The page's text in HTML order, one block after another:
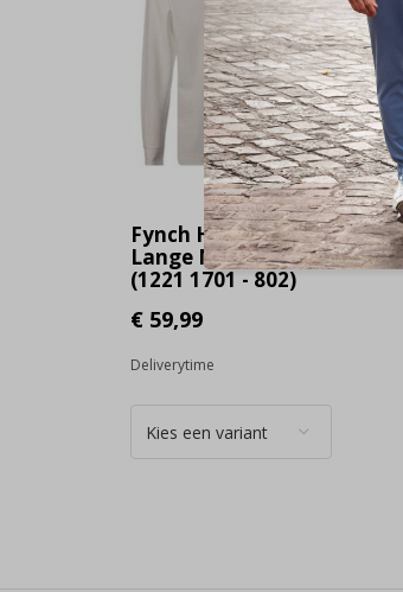
Fynch Hatton Polo
Lange Mouw white
(1221 1701 - 802)
€ 59,99
Deliverytime